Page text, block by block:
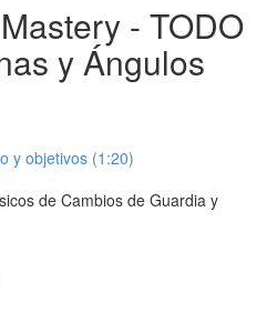
- TODO
y Ángulos
y objetivos (1:20)
de Cambios de Guardia y